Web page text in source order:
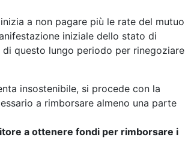
a non pagare più le rate del mutuo
iniziale dello stato di
questo lungo periodo per rinegoziare
insostenibile, si procede con la
a rimborsare almeno una parte
a ottenere fondi per rimborsare i